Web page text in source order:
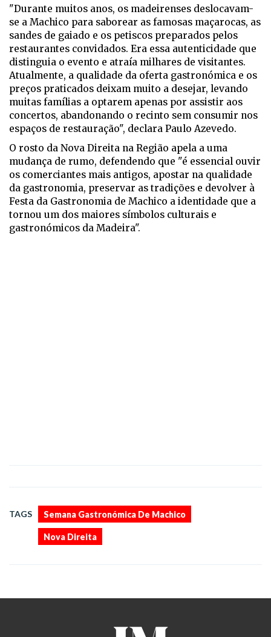
"Durante muitos anos, os madeirenses deslocavam-
se a Machico para saborear as famosas maçarocas, as
sandes de gaiado e os petiscos preparados pelos
restaurantes convidados. Era essa autenticidade que
distinguia o evento e atraía milhares de visitantes.
Atualmente, a qualidade da oferta gastronómica e os
preços praticados deixam muito a desejar, levando
muitas famílias a optarem apenas por assistir aos
concertos, abandonando o recinto sem consumir nos
espaços de restauração", declara Paulo Azevedo.
O rosto da Nova Direita na Região apela a uma
mudança de rumo, defendendo que "é essencial ouvir
os comerciantes mais antigos, apostar na qualidade
da gastronomia, preservar as tradições e devolver à
Festa da Gastronomia de Machico a identidade que a
tornou um dos maiores símbolos culturais e
gastronómicos da Madeira".
TAGS Semana Gastronómica De Machico
Nova Direita